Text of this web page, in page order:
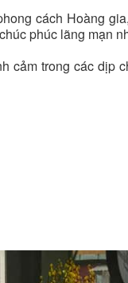
cách Hoàng
phúc lãng mạn
cảm trong các